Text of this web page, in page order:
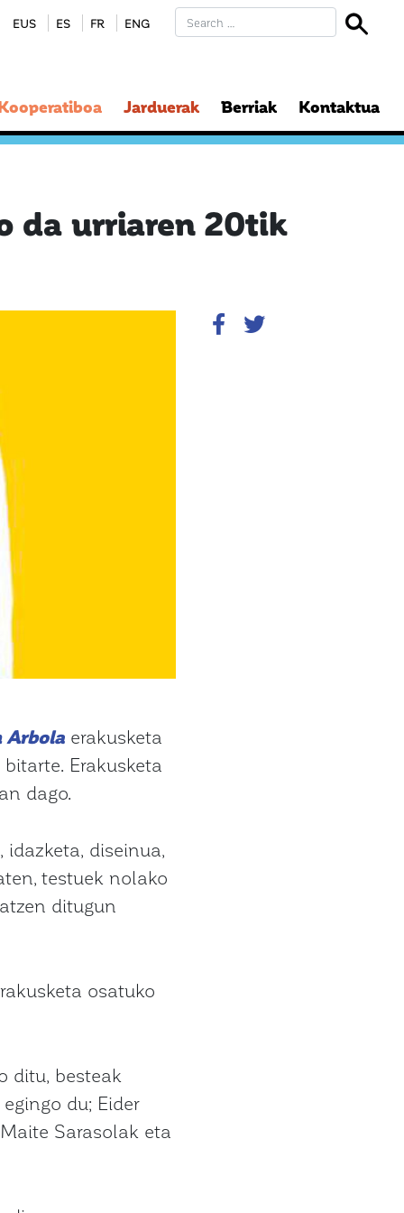
EUS ES FR ENG
Jarduerak Berriak Kontaktua
da urriaren 20tik
Arbolaerakusketa
Erakusketa
dago.
diseinua,
testuek nolako
ditugun
osatuko
ditu, besteak
du; Eider
Sarasolak eta